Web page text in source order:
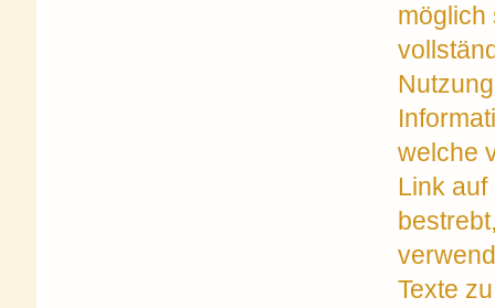
möglich
welche
Link auf
Texte